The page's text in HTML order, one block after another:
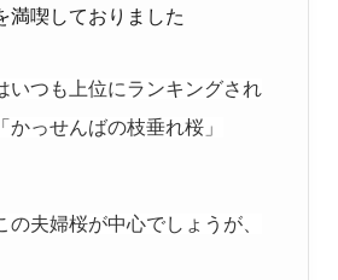
満喫しておりました
いつも上位にランキングされ
かっせんばの枝垂れ桜」
の夫婦桜が中心でしょうが、